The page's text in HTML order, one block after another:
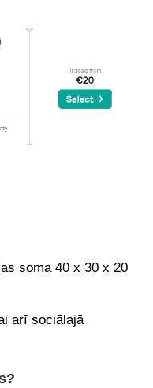
soma 40 x 30 x 20
arī sociālajā